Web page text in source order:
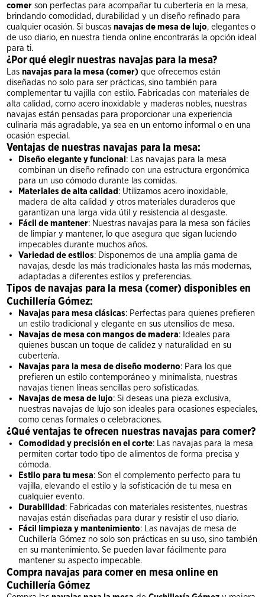
comer son perfectas para acompañar tu cubertería en la mesa,
brindando comodidad, durabilidad y un diseño refinado para
cualquier ocasión. Si buscasnavajas de mesa de lujo, elegantes o
de uso diario, en nuestra tienda online encontrarás la opción ideal
para ti.
¿Por qué elegir nuestras navajas para la mesa?
Lasnavajas para la mesa (comer) que ofrecemos están
diseñadas no solo para ser prácticas, sino también para
complementar tu vajilla con estilo. Fabricadas con materiales de
alta calidad, como acero inoxidable y maderas nobles, nuestras
navajas están pensadas para proporcionar una experiencia
culinaria más agradable, ya sea en un entorno informal o en una
ocasión especial.
Ventajas de nuestras navajas para la mesa:
Diseño elegante y funcional : Las navajas para la mesa
combinan un diseño refinado con una estructura ergonómica
para un uso cómodo durante las comidas.
Materiales de alta calidad : Utilizamos acero inoxidable,
madera de alta calidad y otros materiales duraderos que
garantizan una larga vida útil y resistencia al desgaste.
Fácil de mantener: Nuestras navajas para la mesa son fáciles
de limpiar y mantener, lo que asegura que sigan luciendo
impecables durante muchos años.
Variedad de estilos: Disponemos de una amplia gama de
navajas, desde las más tradicionales hasta las más modernas,
adaptadas a diferentes estilos y preferencias.
Tipos de navajas para la mesa (comer) disponibles en
Cuchillería Gómez:
Navajas para mesa clásicas: Perfectas para quienes prefieren
un estilo tradicional y elegante en sus utensilios de mesa.
Navajas de mesa con mangos de madera: Ideales para
quienes buscan un toque de calidez y naturalidad en su
cubertería.
Navajas para la mesa de diseño moderno: Para los que
prefieren un estilo contemporáneo y minimalista, nuestras
navajas tienen líneas sencillas pero sofisticadas.
Navajas de mesa de lujo: Si deseas una pieza exclusiva,
nuestras navajas de lujo son ideales para ocasiones especiales,
como cenas formales o celebraciones.
¿Qué ventajas te ofrecen nuestras navajas para comer?
Comodidad y precisión en el corte: Las navajas para la mesa
permiten cortar todo tipo de alimentos de forma precisa y
cómoda.
Estilo para tu mesa: Son el complemento perfecto para tu
vajilla, elevando el estilo y la sofisticación de tu mesa en
cualquier evento.
Durabilidad : Fabricadas con materiales resistentes, nuestras
navajas están diseñadas para durar y resistir el uso diario.
Fácil limpieza y mantenimiento: Las navajas de mesa de
Cuchillería Gómez no solo son prácticas en su uso, sino también
en su mantenimiento. Se pueden lavar fácilmente para
mantener su aspecto impecable.
Compra navajas para comer en mesa online en
Cuchillería Gómez